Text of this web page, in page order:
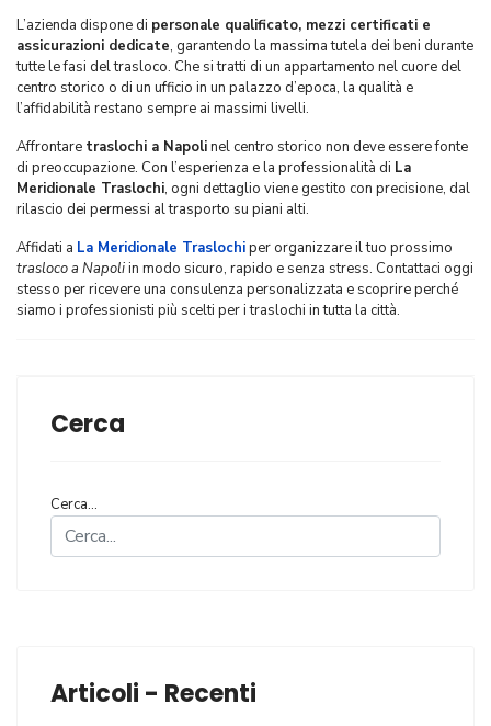
L’azienda dispone di personale qualificato, mezzi certificati e
assicurazioni dedicate, garantendo la massima tutela dei beni durante
tutte le fasi del trasloco. Che si tratti di un appartamento nel cuore del
centro storico o di un ufficio in un palazzo d’epoca, la qualità e
l’affidabilità restano sempre ai massimi livelli.
Affrontare traslochi a Napolinel centro storico non deve essere fonte
di preoccupazione. Con l’esperienza e la professionalità di La
Meridionale Traslochi, ogni dettaglio viene gestito con precisione, dal
rilascio dei permessi al trasporto su piani alti.
Affidati a La Meridionale Traslochiper organizzare il tuo prossimo
trasloco a Napoliin modo sicuro, rapido e senza stress. Contattaci oggi
stesso per ricevere una consulenza personalizzata e scoprire perché
siamo i professionisti più scelti per i traslochi in tutta la città.
Cerca
Cerca...
Articoli - Recenti